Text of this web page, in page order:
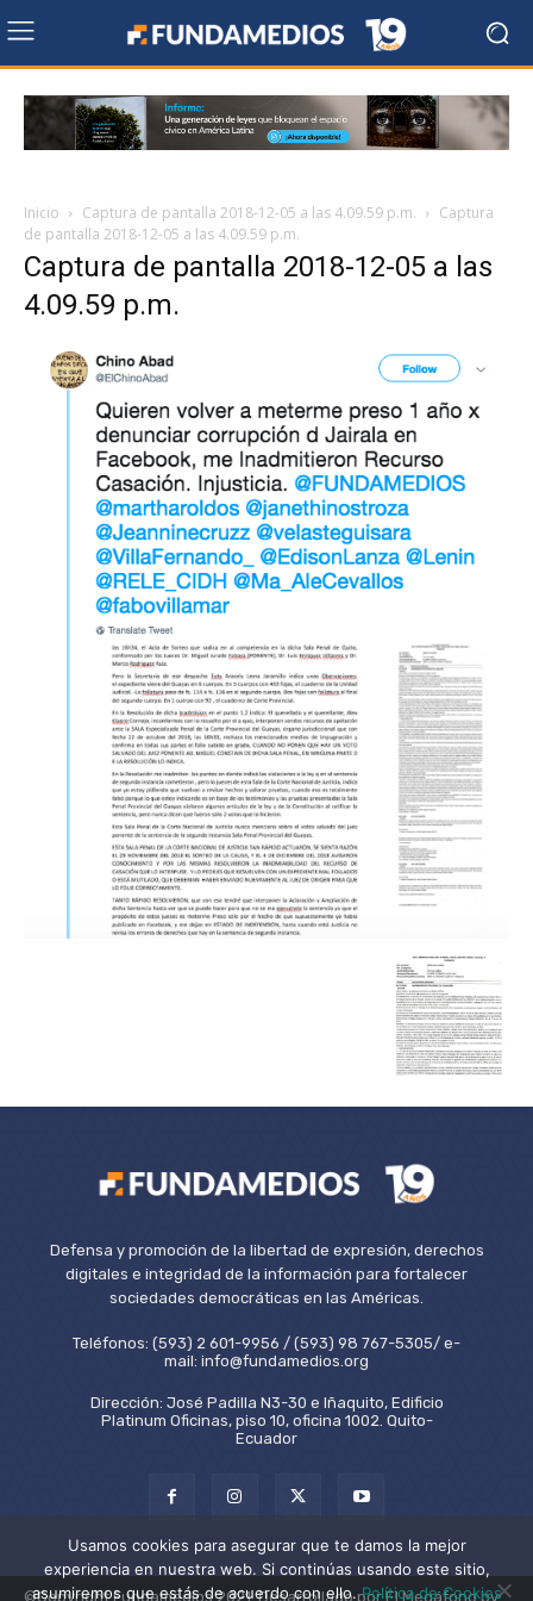
Inicio Captura de pantalla 2018-12-05 a las 4.09.59 p.m.
Captura
de pantalla 2018-12-05 a las 4.09.59 p.m.
Captura de pantalla 2018-12-05 a las
4.09.59 p.m.
Defensa y promoción de la libertad de expresión, derechos
digitales e integridad de la información para fortalecer
sociedades democráticas en las Américas.
Teléfonos: (593) 2 601-9956 / (593) 98 767-5305/ e-
mail: info@fundamedios.org
Dirección: José Padilla N3-30 e Iñaquito, Edificio
Platinum Oficinas, piso 10, oficina 1002. Quito-
Ecuador
©Copyright Fundamedios 2021. Desarrollado por El Megáfono by
Usamos cookies para asegurar que te damos la mejor
experiencia en nuestra web. Si continúas usando este sitio,
asumiremos que estás de acuerdo con ello.Política de Cookies